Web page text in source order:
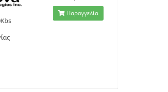
Παραγγελία